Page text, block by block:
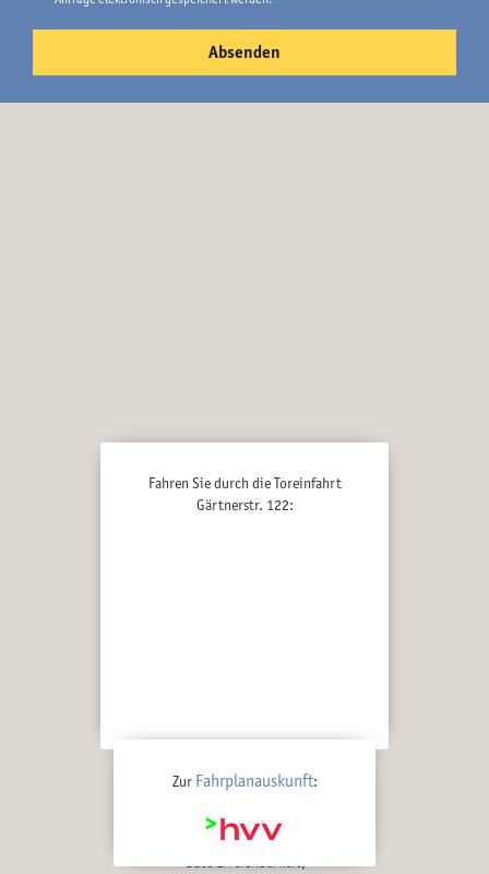
Fahren Sie durch die Toreinfahrt
Gärtnerstr. 122:
Zur Fahrplanauskunft:
Gute Erreichbarkeit,